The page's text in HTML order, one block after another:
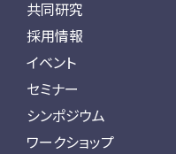
共同研究
採用情報
イベント
セミナー
シンポジウム
ワークショップ